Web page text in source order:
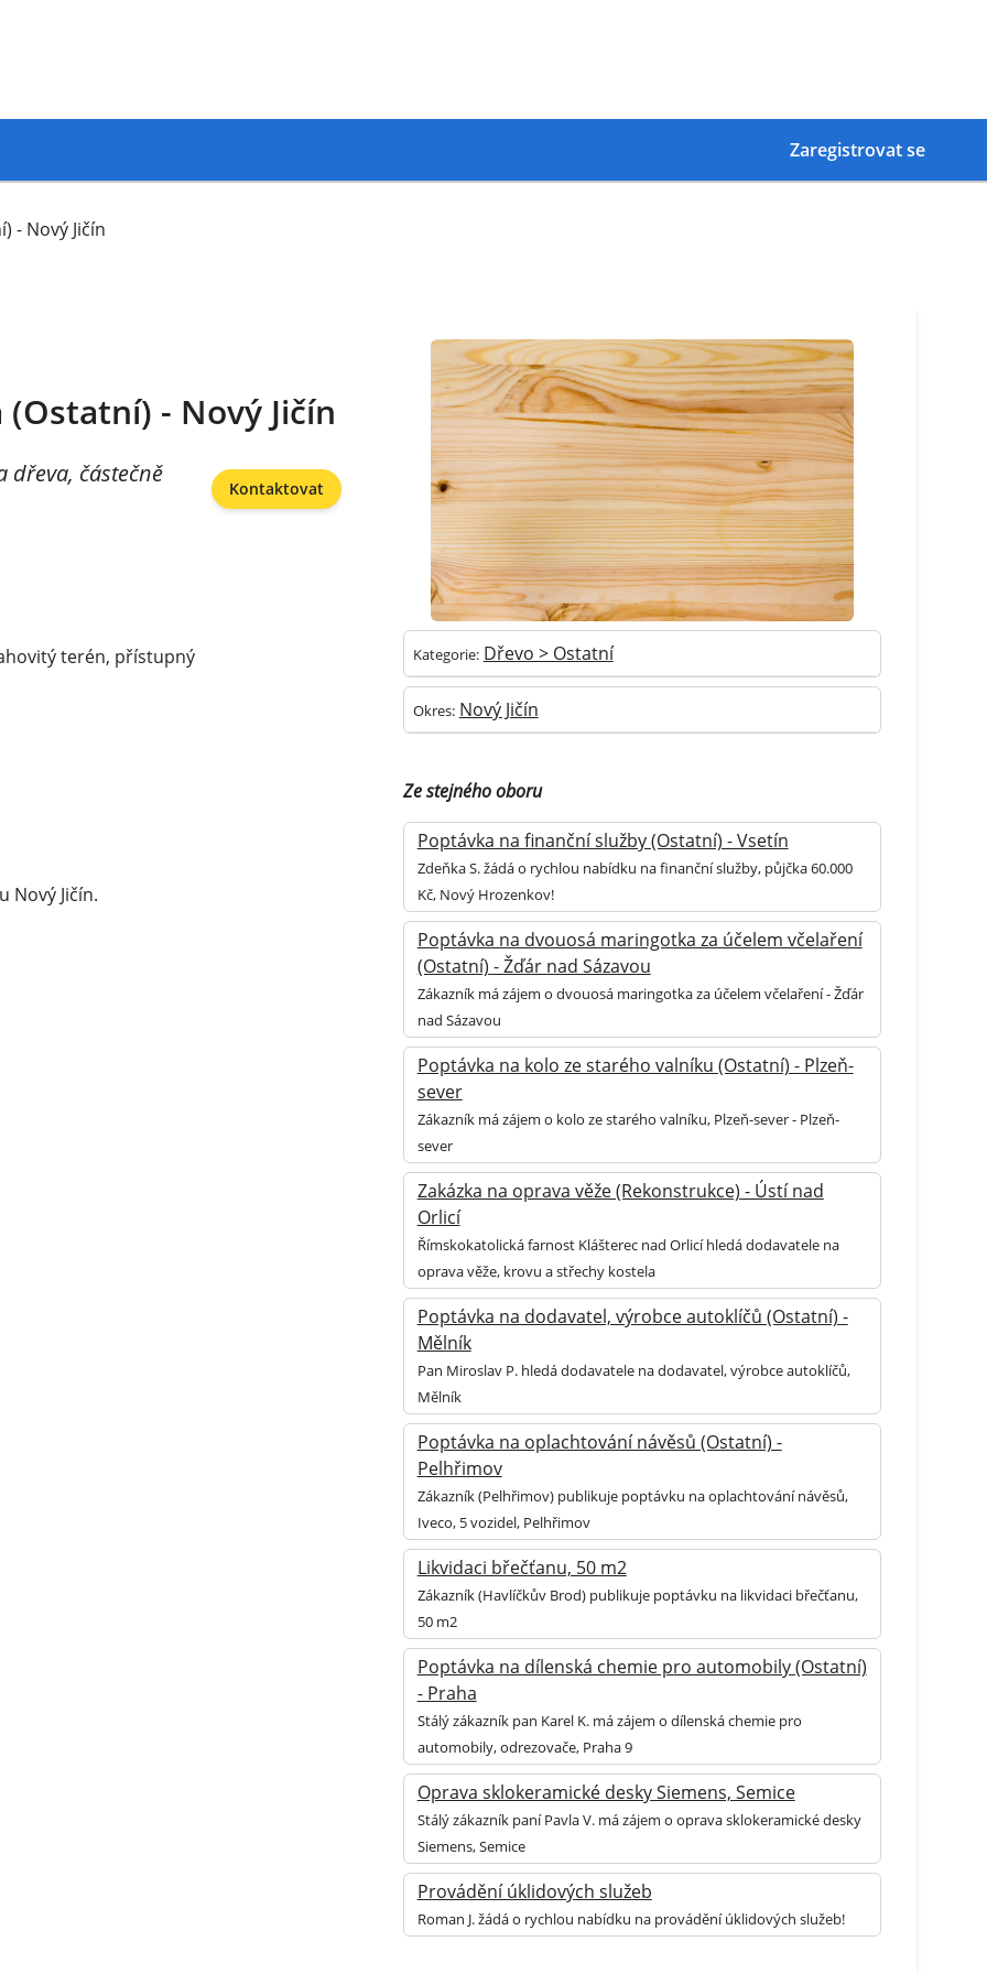
Zaregistrovat se
- Nový Jičín
- Nový Jičín
dřeva, částečně
Kontaktovat
terén, přístupný
Nový Jičín.
Kategorie: Dřevo > Ostatní
Okres: Nový Jičín
Ze stejného oboru
Poptávka na finanční služby (Ostatní) - Vsetín
Zdeňka S. žádá o rychlou nabídku na finanční služby, půjčka 60.000
Kč, Nový Hrozenkov!
Poptávka na dvouosá maringotka za účelem včelaření
(Ostatní) - Žďár nad Sázavou
Zákazník má zájem o dvouosá maringotka za účelem včelaření - Žďár
nad Sázavou
Poptávka na kolo ze starého valníku (Ostatní) - Plzeň-
sever
Zákazník má zájem o kolo ze starého valníku, Plzeň-sever - Plzeň-
sever
Zakázka na oprava věže (Rekonstrukce) - Ústí nad
Orlicí
Římskokatolická farnost Klášterec nad Orlicí hledá dodavatele na
oprava věže, krovu a střechy kostela
Poptávka na dodavatel, výrobce autoklíčů (Ostatní) -
Mělník
Pan Miroslav P. hledá dodavatele na dodavatel, výrobce autoklíčů,
Mělník
Poptávka na oplachtování návěsů (Ostatní) -
Pelhřimov
Zákazník (Pelhřimov) publikuje poptávku na oplachtování návěsů,
Iveco, 5 vozidel, Pelhřimov
Likvidaci břečťanu, 50 m2
Zákazník (Havlíčkův Brod) publikuje poptávku na likvidaci břečťanu,
50 m2
Poptávka na dílenská chemie pro automobily (Ostatní)
- Praha
Stálý zákazník pan Karel K. má zájem o dílenská chemie pro
automobily, odrezovače, Praha 9
Oprava sklokeramické desky Siemens, Semice
Stálý zákazník paní Pavla V. má zájem o oprava sklokeramické desky
Siemens, Semice
Provádění úklidových služeb
Roman J. žádá o rychlou nabídku na provádění úklidových služeb!